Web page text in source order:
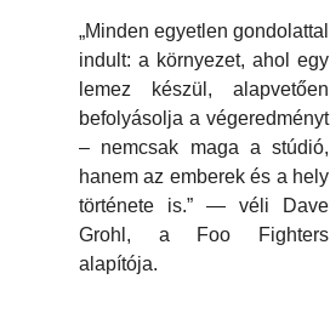
„Minden egyetlen gondolattal
indult: a környezet, ahol egy
lemez készül, alapvetően
befolyásolja a végeredményt
– nemcsak maga a stúdió,
hanem az emberek és a hely
története is.” — véli Dave
Grohl, a Foo Fighters
alapítója.